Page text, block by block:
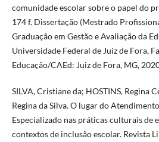
comunidade escolar sobre o papel do
174 f. Dissertação (Mestrado
Graduação em Gestão e Avaliação da
Universidade Federal de Juiz de Fora,
Educação/CAEd: Juiz de Fora, MG,
SILVA, Cristiane da; HOSTINS, Regina
Regina da Silva. O lugar do
Especializado nas práticas culturais de
contextos de inclusão escolar. Revista